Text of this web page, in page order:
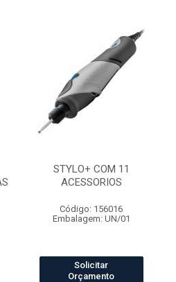
STYLO+ COM 11
ACESSORIOS
Código: 156016
Embalagem: UN/01
Solicitar
Orçamento